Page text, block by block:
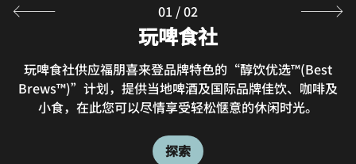
玩啤食社
玩啤食社供应福朋喜来登品牌特色的“醇饮优选™(Best
Brews™)”计划，提供当地啤酒及国际品牌佳饮、咖啡及
小食，在此您可以尽情享受轻松惬意的休闲时光。
探索
中餐包厢
本地风味与江浙菜的完美融合,东海海鲜与太湖湖鲜相结合
为宾客呈现江南水墨画元素的高品质佳肴。臻选当季新鲜优
质食材，带您一品江南味道。
探索
01 /02